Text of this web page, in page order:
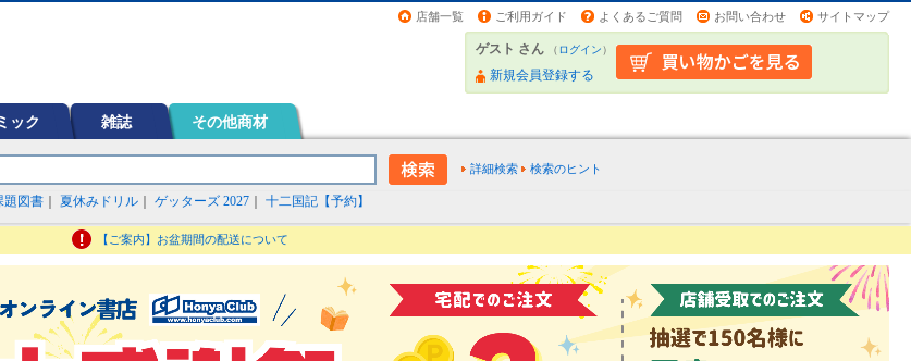
店舗一覧 ご利用ガイド よくあるご質問 お問い合わせ サイトマップ
ゲスト さん （ログイン）
新規会員登録する
ック 雑誌 その他商材
詳細検索 検索のヒント
題図書 夏休みドリル ゲッターズ 2027 十二国記【予約】
【ご案内】お盆期間の配送について